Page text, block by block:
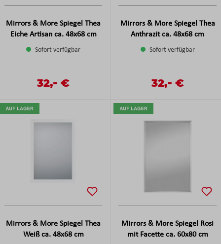
Mirrors & More Spiegel Thea
Eiche Artisan ca. 48x68 cm
Sofort verfügbar
Regulärer Preis:
Verkaufspreis:
32,- €
Mirrors & More Spiegel Thea
Anthrazit ca. 48x68 cm
Sofort verfügbar
Regulärer Preis:
Verkaufspreis:
32,- €
Mirrors & More Spiegel Thea
Weiß ca. 48x68 cm
Mirrors & More Spiegel Rosi
mit Facette ca. 60x80 cm